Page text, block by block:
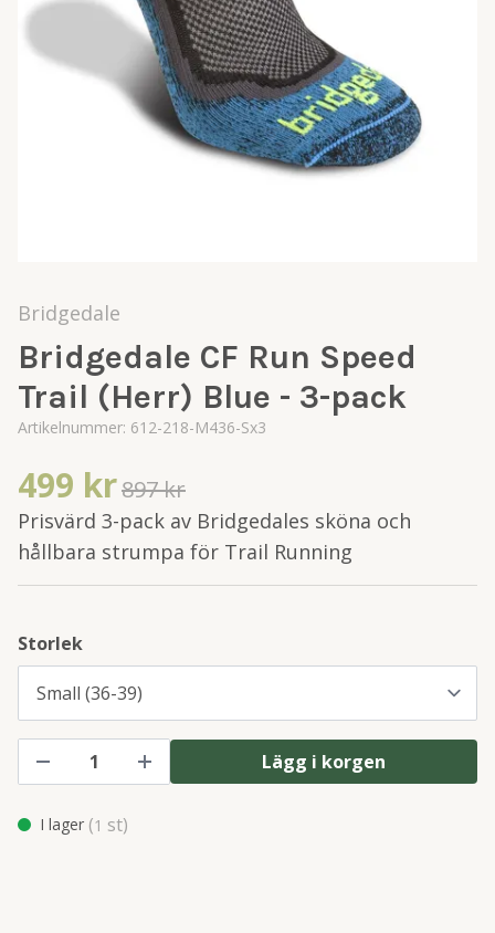
Bridgedale
Bridgedale CF Run Speed
Trail (Herr) Blue - 3-pack
Artikelnummer: 612-218-M436-Sx3
499 kr897 kr
Prisvärd 3-pack av Bridgedales sköna och
hållbara strumpa för Trail Running
Storlek
Lägg i korgen
I lager (1 st)